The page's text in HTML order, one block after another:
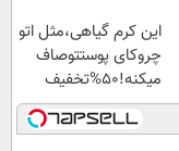
این کرم گیاهی،مثل اتو
چروکای پوستتوصاف
میکنه!50%تخفیف